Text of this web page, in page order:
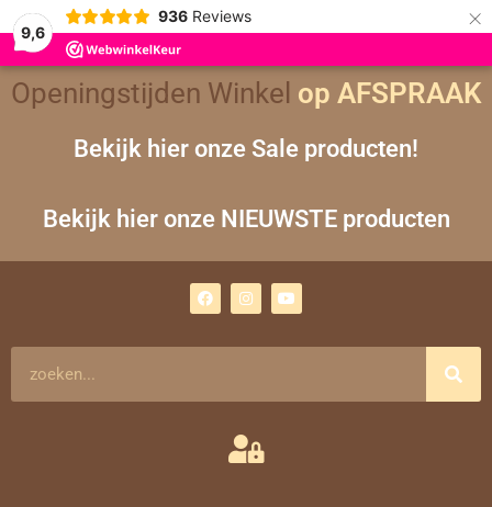
9,6
936 Reviews ×
Openingstijden Winkel op AFSPRAAK
Bekijk hier onze Sale producten!
Bekijk hier onze NIEUWSTE producten
a
c
n
s
m
o
u